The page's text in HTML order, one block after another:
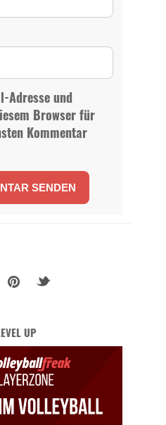
Adresse und
Browser für
Kommentar
UP